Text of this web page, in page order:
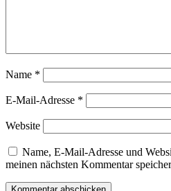
Name *
E-Mail-Adresse *
Website
Name, E-Mail-Adresse und
meinen nächsten Kommentar